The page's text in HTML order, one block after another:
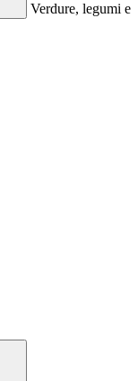
Verdure, legumi e